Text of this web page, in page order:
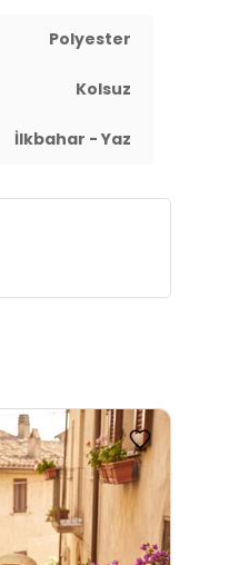
Polyester
Kolsuz
İlkbahar - Yaz